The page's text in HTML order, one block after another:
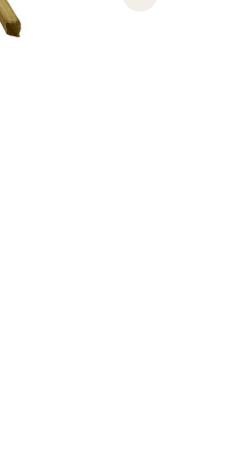
Next slide